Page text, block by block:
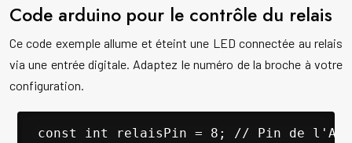
Code arduino pour le contrôle du relais
Ce code exemple allume et éteint une LED connectée au relais
via une entrée digitale. Adaptez le numéro de la broche à votre
configuration.
const int relaisPin = 8; // Pin de